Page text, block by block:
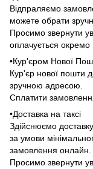
Відпраляємо
можете обрати
Просимо звернути
оплачується окремо
•Кур'єром Нової
Кур'єр нової пошти
зручною адресою.
Сплатити
•Доставка на таксі
Здійснюємо
за умови
замовлення онлайн.
Просимо звернути